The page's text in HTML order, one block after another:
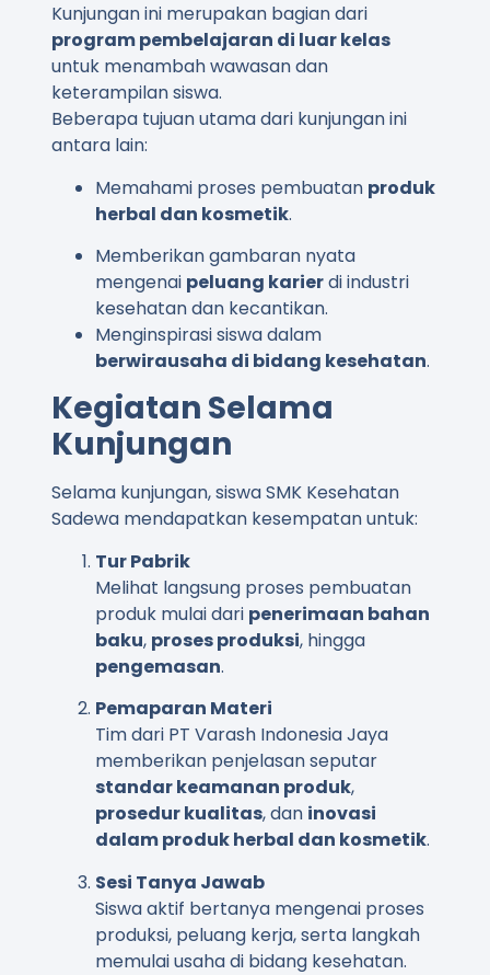
Kunjungan ini merupakan bagian dari
program pembelajaran di luar kelas
untuk menambah wawasan dan
keterampilan siswa.
Beberapa tujuan utama dari kunjungan ini
antara lain:
Memahami proses pembuatan produk
herbal dan kosmetik.
Memberikan gambaran nyata
mengenai peluang karierdi industri
kesehatan dan kecantikan.
Menginspirasi siswa dalam
berwirausaha di bidang kesehatan.
Kegiatan Selama
Kunjungan
Selama kunjungan, siswa SMK Kesehatan
Sadewa mendapatkan kesempatan untuk:
Tur Pabrik
Melihat langsung proses pembuatan
produk mulai dari penerimaan bahan
baku, proses produksi, hingga
pengemasan.
Pemaparan Materi
Tim dari PT Varash Indonesia Jaya
memberikan penjelasan seputar
standar keamanan produk,
prosedur kualitas, dan inovasi
dalam produk herbal dan kosmetik.
Sesi Tanya Jawab
Siswa aktif bertanya mengenai proses
produksi, peluang kerja, serta langkah
memulai usaha di bidang kesehatan.